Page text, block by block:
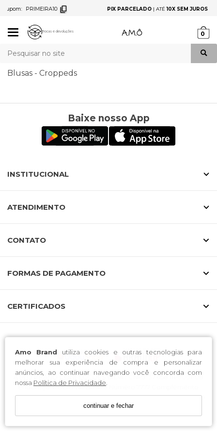
PIX PARCELADO| ATÉ10X SEM JUROSNO CARTÃO |
Mudar
Trocas e devoluções 0
Amo Brand utiliza cookies e outras tecnologias para
melhorar sua experiência de compra e personalizar
anúncios, ao continuar navegando você concorda com
nossa Política de Privacidade
continuar e fechar
Blusas - Croppeds
Baixe nosso App
INSTITUCIONAL
ATENDIMENTO
CONTATO
FORMAS DE PAGAMENTO
CERTIFICADOS
A M O BRAND CONFECCOES LTDA / CNPJ: 37.658.111/0001-08
Endereço: RODOVIA BR 470 Número 7777 Complemento
GALPAO 01 CEP 89163-300 Bairro CANTA GALO Município RIO
DO SUL UF SC